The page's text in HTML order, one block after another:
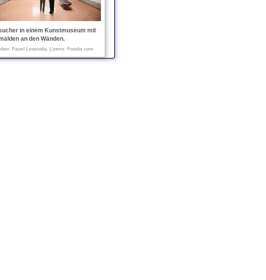
in einem Kunstmuseum mit
an den Wänden.
Pavel Losevsky, Lizenz: Fotolia.com